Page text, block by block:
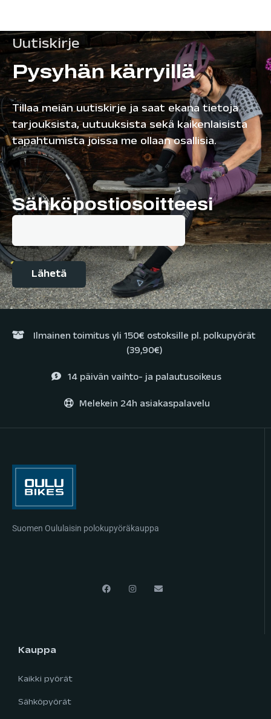
Uutiskirje
Pysyhän kärryillä
Tillaa meiän uutiskirje ja saat ekana tietoja
tarjouksista, uutuuksista sekä kaikenlaisista
tapahtumista joissa me ollaan osallisia.
Sähköpostiosoitteesi
Ilmainen toimitus yli 150€ ostoksille pl. polkupyörät
(39,90€)
14 päivän vaihto- ja palautusoikeus
Melekein 24h asiakaspalavelu
Suomen Oululaisin polokupyöräkauppa
Kauppa
Kaikki pyörät
Sähköpyörät